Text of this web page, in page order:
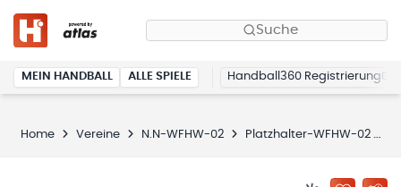
Suche
MEIN HANDBALL ALLE SPIELE Handball360 Registrierung
Home Vereine N.N-WFHW-02 Platzhalter-WFHW-02 2